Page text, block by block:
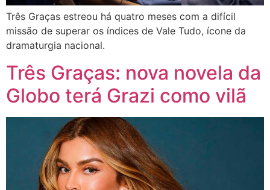
Três Graças estreou há quatro meses com a difícil
missão de superar os índices de Vale Tudo, ícone da
dramaturgia nacional.
Três Graças: nova novela da
Globo terá Grazi como vilã